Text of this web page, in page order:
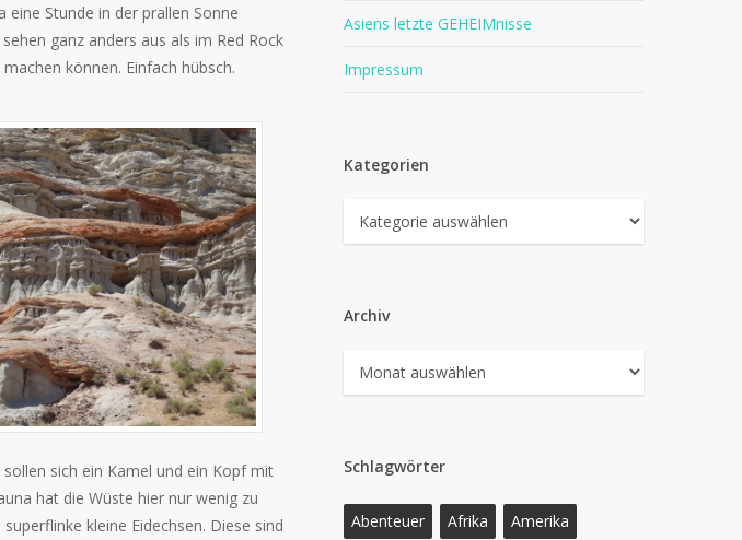
Stunde in der prallen Sonne
ganz anders aus als im Red Rock
können. Einfach hübsch.
sich ein Kamel und ein Kopf mit
hat die Wüste hier nur wenig zu
kleine Eidechsen. Diese sind
Asiens letzte GEHEIMnisse
Impressum
Kategorien
Kategorien
Archiv
Archiv
Schlagwörter
Abenteuer Afrika
Amerika